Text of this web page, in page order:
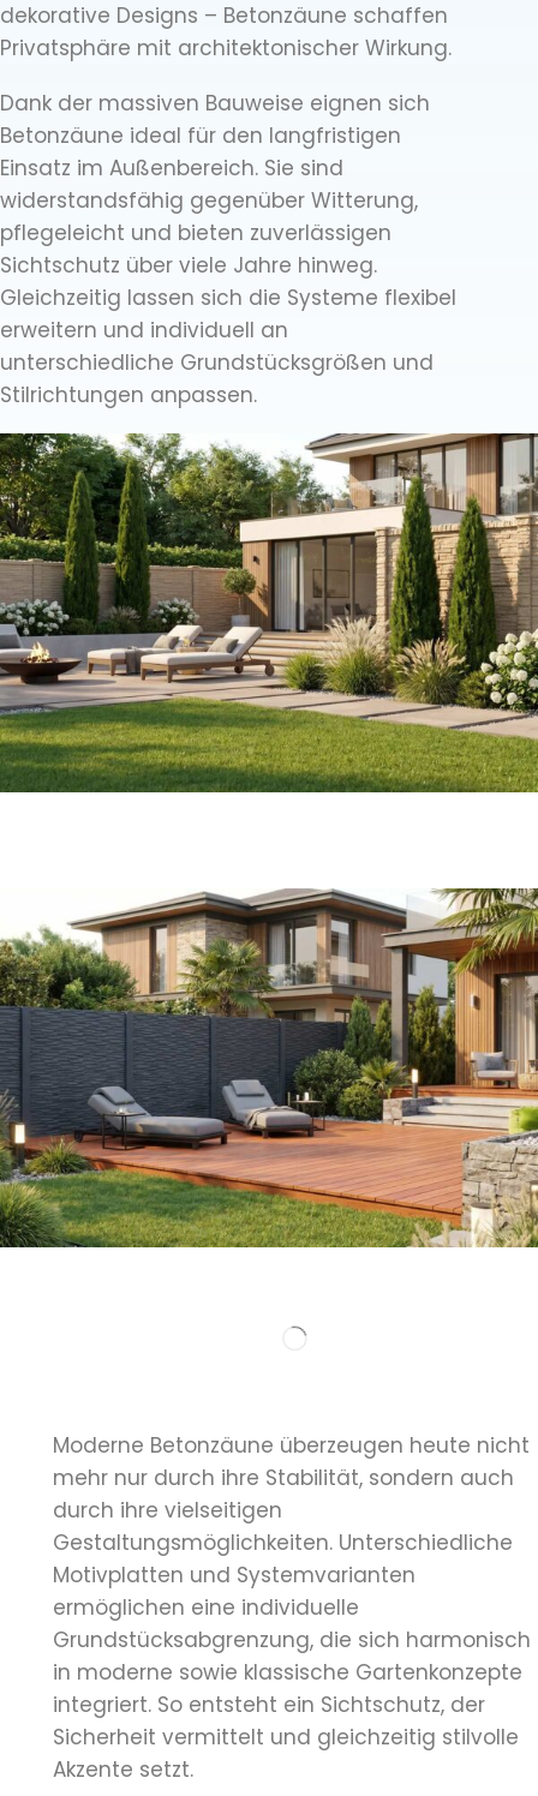
dekorative Designs – Betonzäune schaffen
Privatsphäre mit architektonischer Wirkung.
Dank der massiven Bauweise eignen sich
Betonzäune ideal für den langfristigen
Einsatz im Außenbereich. Sie sind
widerstandsfähig gegenüber Witterung,
pflegeleicht und bieten zuverlässigen
Sichtschutz über viele Jahre hinweg.
Gleichzeitig lassen sich die Systeme flexibel
erweitern und individuell an
unterschiedliche Grundstücksgrößen und
Stilrichtungen anpassen.
Moderne Betonzäune überzeugen heute nicht
mehr nur durch ihre Stabilität, sondern auch
durch ihre vielseitigen
Gestaltungsmöglichkeiten. Unterschiedliche
Motivplatten und Systemvarianten
ermöglichen eine individuelle
Grundstücksabgrenzung, die sich harmonisch
in moderne sowie klassische Gartenkonzepte
integriert. So entsteht ein Sichtschutz, der
Sicherheit vermittelt und gleichzeitig stilvolle
Akzente setzt.